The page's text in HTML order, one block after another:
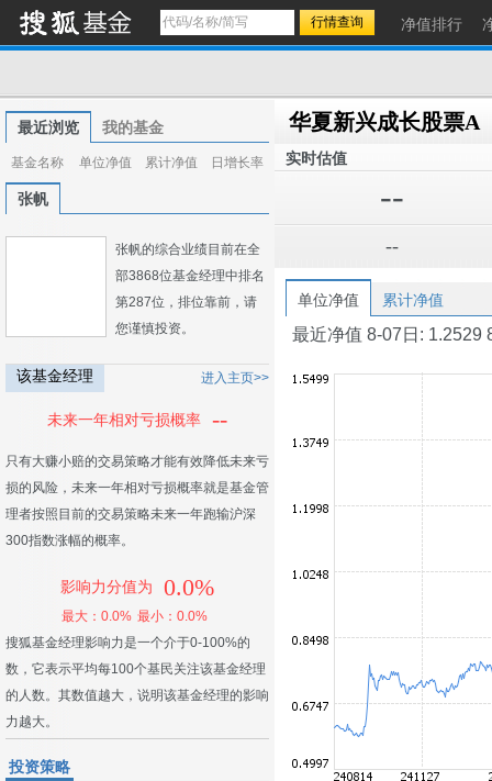
净值排行
最近浏览 我的基金
基金名称 单位净值 累计净值 日增长率
张帆
张帆的综合业绩目前在全
部3868位基金经理中排名
第287位，排位靠前，请
您谨慎投资。
该基金经理 进入主页>>
未来一年相对亏损概率 --
只有大赚小赔的交易策略才能有效降低未来亏
损的风险，未来一年相对亏损概率就是基金管
理者按照目前的交易策略未来一年跑输沪深
300指数涨幅的概率。
影响力分值为 0.0%
最大：0.0% 最小：0.0%
搜狐基金经理影响力是一个介于0-100%的
数，它表示平均每100个基民关注该基金经理
的人数。其数值越大，说明该基金经理的影响
力越大。
投资策略
华夏新兴成长股票A
实时估值
--
--
单位净值 累计净值
最近净值 8-07日: 1.2529